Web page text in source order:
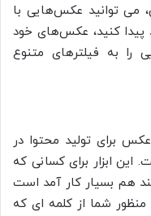
می توانید عکس‌هایی با
پیدا کنید، عکس‌های خود
را به فیلتر‌های متنوع
برای تولید محتوا در
این ابزار برای کسانی که
هم بسیار کار آمد است
شما از کلمه ای که